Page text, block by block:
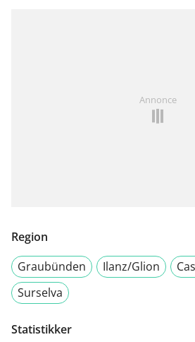
Annonce
Region
Graubünden
Ilanz/Glion
Surselva
Statistikker